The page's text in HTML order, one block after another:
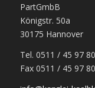
PartGmbB
Königstr. 50a
30175 Hannover
Tel. 0511 / 45 97
Fax 0511 / 45 97